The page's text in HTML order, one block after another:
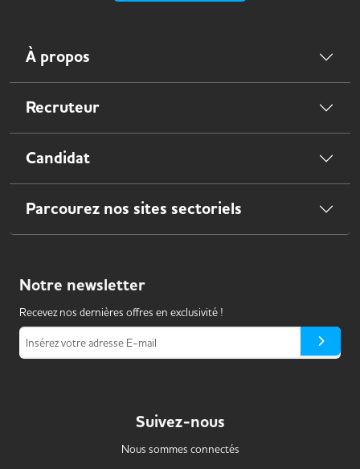
À propos
Recruteur
Candidat
Parcourez nos sites sectoriels
Notre newsletter
Recevez nos dernières offres en exclusivité !
Insérez votre adresse E-mail
Suivez-nous
Nous sommes connectés